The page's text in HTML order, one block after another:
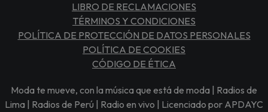
LIBRO DE RECLAMACIONES
TÉRMINOS Y CONDICIONES
POLÍTICA DE PROTECCIÓN DE DATOS PERSONALES
POLÍTICA DE COOKIES
CÓDIGO DE ÉTICA
Moda te mueve, con la música que está de moda | Radios de
Lima | Radios de Perú | Radio en vivo | Licenciado por APDAYC